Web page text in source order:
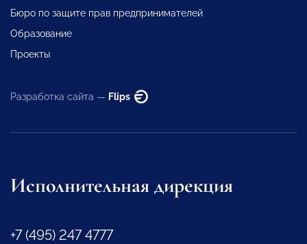
Бюро по защите прав предпринимателей
Образование
Проекты
Разработка сайта — Flips
Исполнительная дирекция
+7 (495) 247 4777